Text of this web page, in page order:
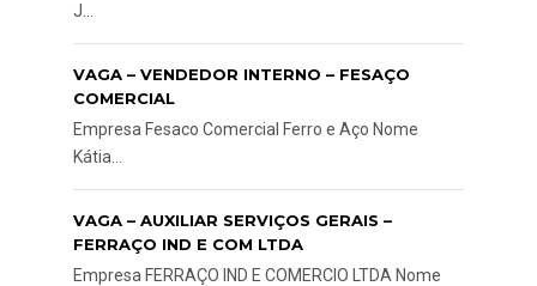
J...
VAGA – VENDEDOR INTERNO – FESAÇO
COMERCIAL
Empresa Fesaco Comercial Ferro e Aço Nome
Kátia...
VAGA – AUXILIAR SERVIÇOS GERAIS –
FERRAÇO IND E COM LTDA
Empresa FERRAÇO IND E COMERCIO LTDA Nome